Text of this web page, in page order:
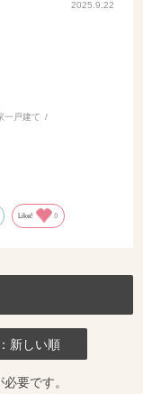
2025.9.22
一戸建て
Like! 0
新しい順
必要です。